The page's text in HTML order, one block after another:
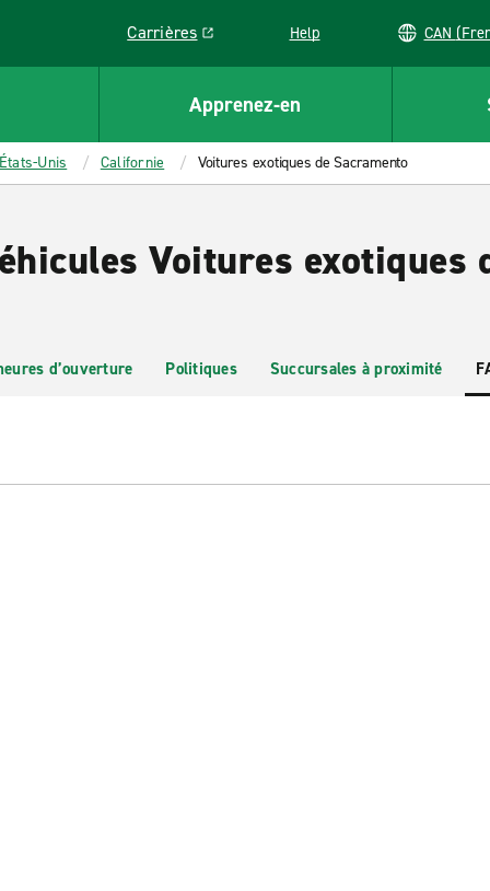
Carrières
Link opens in a new window
Help CAN
Apprenez-en
Unis Californie Voitures exotiques de Sacramento
Voitures exotiques
d’ouverture Politiques Succursales à proximité